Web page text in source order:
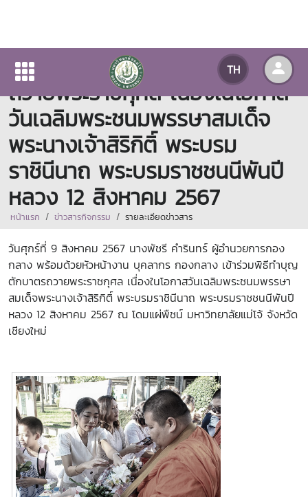
TH
กองกลางร่วมพิธีทำบุญตักบาตร
ถวายพระราชกุศล เนื่องในโอกาส
วันเฉลิมพระชนมพรรษาสมเด็จ
พระนางเจ้าสิริกิติ์ พระบรม
ราชินีนาถ พระบรมราชชนนีพันปี
หลวง 12 สิงหาคม 2567
หน้าแรก ข่าวสารกิจกรรม รายละเอียดข่าวสาร
วันศุกร์ที่ 9 สิงหาคม 2567 นางพัชรี คำรินทร์ ผู้อำนวยการกอง
กลาง พร้อมด้วยหัวหน้างาน บุคลากร กองกลาง เข้าร่วมพิธีทำบุญ
ตักบาตรถวายพระราชกุศล เนื่องในโอกาสวันเฉลิมพระชนมพรรษา
สมเด็จพระนางเจ้าสิริกิติ์ พระบรมราชินีนาถ พระบรมราชชนนีพันปี
หลวง 12 สิงหาคม 2567 ณ โดมแผ่พืชน์ มหาวิทยาลัยแม่โจ้ จังหวัด
เชียงใหม่